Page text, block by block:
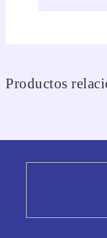
Productos